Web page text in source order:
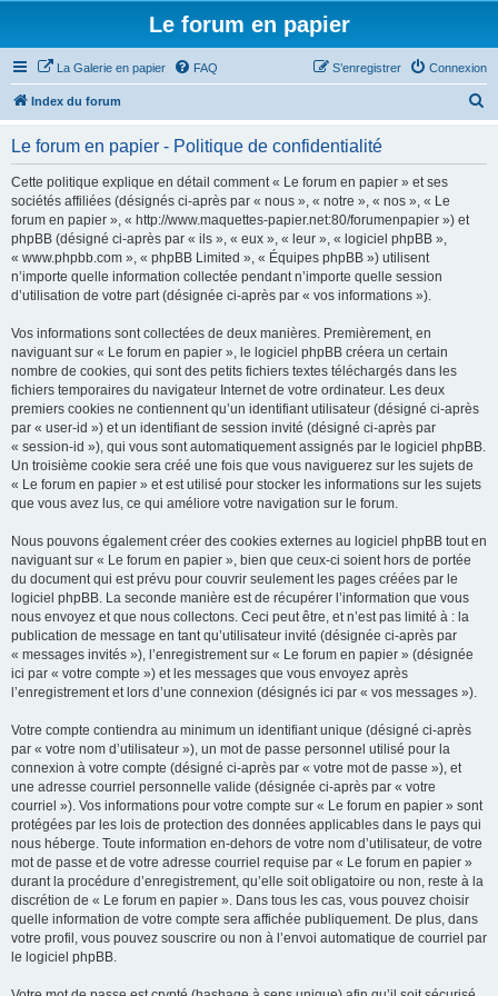
Le forum en papier
La Galerie en papier FAQ Connexion
S’enregistrer
Index du forum
Le forum en papier - Politique de confidentialité
Cette politique explique en détail comment « Le forum en papier » et ses
sociétés affiliées (désignés ci-après par « nous », « notre », « nos », « Le
forum en papier », « http://www.maquettes-papier.net:80/forumenpapier ») et
phpBB (désigné ci-après par « ils », « eux », « leur », « logiciel phpBB »,
« www.phpbb.com », « phpBB Limited », « Équipes phpBB ») utilisent
n’importe quelle information collectée pendant n’importe quelle session
d’utilisation de votre part (désignée ci-après par « vos informations »).
Vos informations sont collectées de deux manières. Premièrement, en
naviguant sur « Le forum en papier », le logiciel phpBB créera un certain
nombre de cookies, qui sont des petits fichiers textes téléchargés dans les
fichiers temporaires du navigateur Internet de votre ordinateur. Les deux
premiers cookies ne contiennent qu’un identifiant utilisateur (désigné ci-après
par « user-id ») et un identifiant de session invité (désigné ci-après par
« session-id »), qui vous sont automatiquement assignés par le logiciel phpBB.
Un troisième cookie sera créé une fois que vous naviguerez sur les sujets de
« Le forum en papier » et est utilisé pour stocker les informations sur les sujets
que vous avez lus, ce qui améliore votre navigation sur le forum.
Nous pouvons également créer des cookies externes au logiciel phpBB tout en
naviguant sur « Le forum en papier », bien que ceux-ci soient hors de portée
du document qui est prévu pour couvrir seulement les pages créées par le
logiciel phpBB. La seconde manière est de récupérer l’information que vous
nous envoyez et que nous collectons. Ceci peut être, et n’est pas limité à : la
publication de message en tant qu’utilisateur invité (désignée ci-après par
« messages invités »), l’enregistrement sur « Le forum en papier » (désignée
ici par « votre compte ») et les messages que vous envoyez après
l’enregistrement et lors d’une connexion (désignés ici par « vos messages »).
Votre compte contiendra au minimum un identifiant unique (désigné ci-après
par « votre nom d’utilisateur »), un mot de passe personnel utilisé pour la
connexion à votre compte (désigné ci-après par « votre mot de passe »), et
une adresse courriel personnelle valide (désignée ci-après par « votre
courriel »). Vos informations pour votre compte sur « Le forum en papier » sont
protégées par les lois de protection des données applicables dans le pays qui
nous héberge. Toute information en-dehors de votre nom d’utilisateur, de votre
mot de passe et de votre adresse courriel requise par « Le forum en papier »
durant la procédure d’enregistrement, qu’elle soit obligatoire ou non, reste à la
discrétion de « Le forum en papier ». Dans tous les cas, vous pouvez choisir
quelle information de votre compte sera affichée publiquement. De plus, dans
votre profil, vous pouvez souscrire ou non à l’envoi automatique de courriel par
le logiciel phpBB.